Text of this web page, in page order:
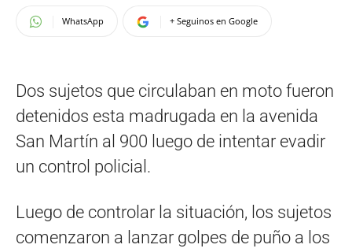
WhatsApp + Seguinos en Google
Dos sujetos que circulaban en moto fueron
detenidos esta madrugada en la avenida
San Martín al 900 luego de intentar evadir
un control policial.
Luego de controlar la situación, los sujetos
comenzaron a lanzar golpes de puño a los